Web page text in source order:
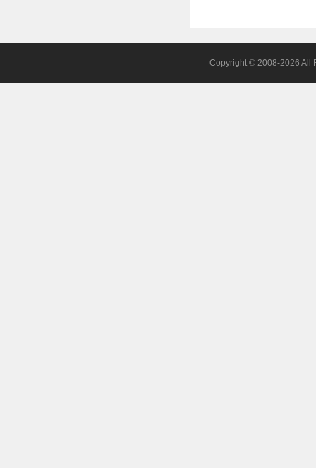
Copyright © 2008-2026 All